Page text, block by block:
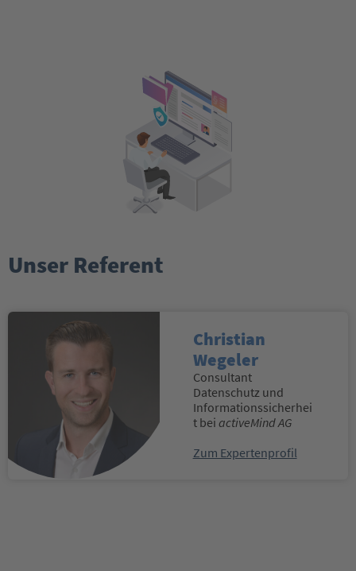
Unser Referent
Christian
Wegeler
Consultant
Datenschutz und
Informationssicherhei
t bei activeMind AG
Zum Expertenprofil